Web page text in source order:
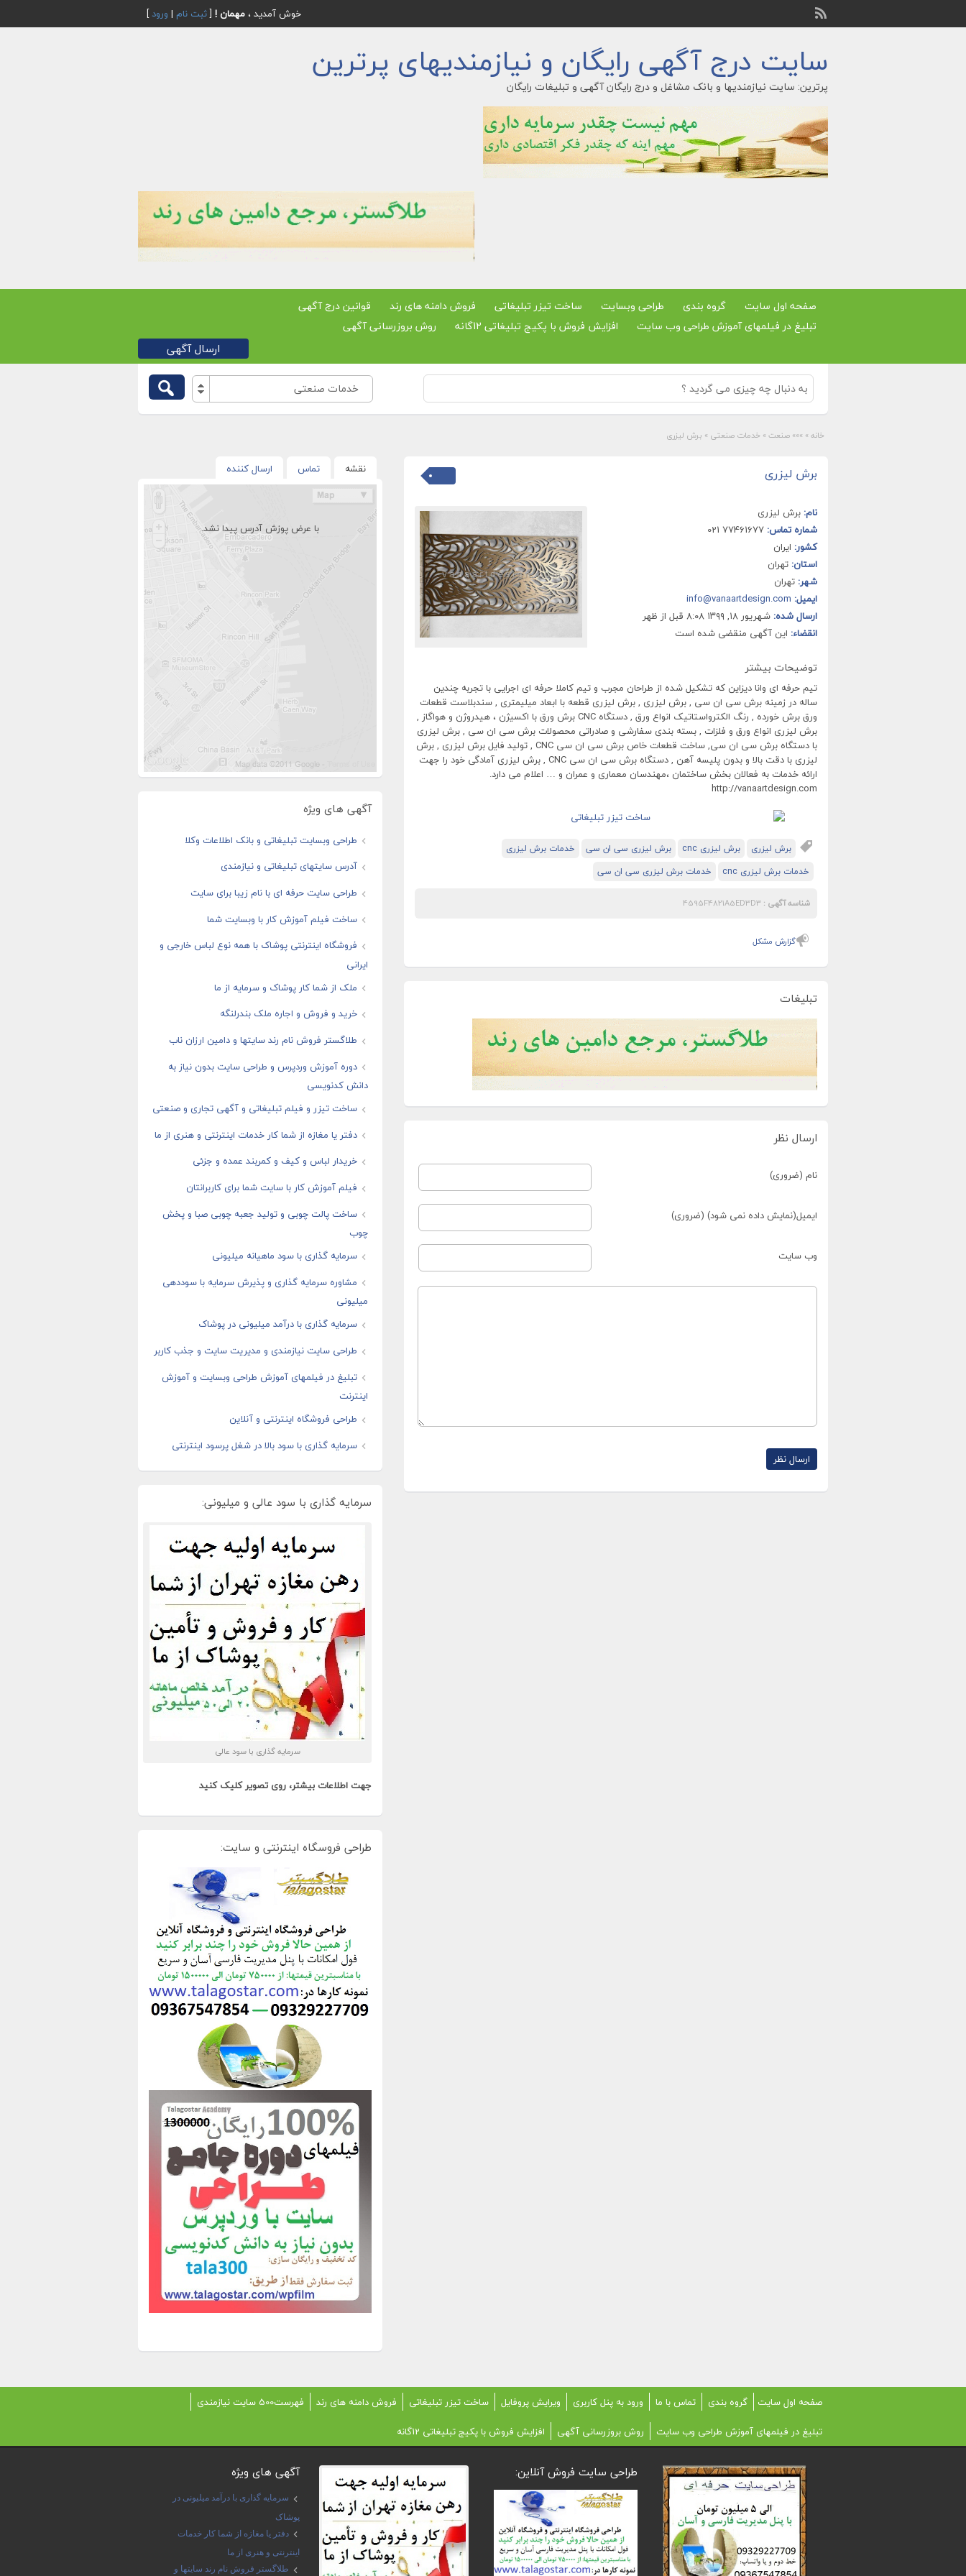
خوش آمدید ، مهمان ! [ثبت نام | ورود]
سایت درج آگهی رایگان و نیازمندیهای پرترین
پرترین: سایت نیازمندیها و بانک مشاغل و درج رایگان آگهی و تبلیغات رایگان
صفحه اول سایت گروه بندی طراحی وبسایت ساخت تیزر تبلیغاتی فروش دامنه های رند
قوانین درج آگهی
تبلیغ در فیلمهای آموزش طراحی وب سایت
افزایش فروش با پکیج تبلیغاتی 12گانه روش بروزرسانی آگهی
ارسال آگهی
خدمات صنعتی
خانه » »»» صنعت » خدمات صنعتی » برش لیزری
برش لیزری
نام: برش لیزری
شماره تماس:
کشور: ایران
استان: تهران
شهر: تهران
ایمیل: info@vanaartdesign.com
ارسال شده: شهریور ۱۸, ۱۳۹۹ ۸:۰۸ قبل از ظهر
انقضاء: این آگهی منقضی شده است
توضیحات بیشتر
تیم حرفه ای وانا دیزاین که تشکیل شده از طراحان مجرب و تیم کاملا حرفه ای اجرایی با تجربه چندین
ساله در زمینه برش سی ان سی , برش لیزری , برش لیزری قطعه با ابعاد میلیمتری , سندبلاست قطعات
ورق برش خورده , رنگ الکترواستاتیک انواع ورق , دستگاه CNC برش ورق با اکسیژن ، هیدروژن و هواگاز ,
برش لیزری انواع ورق و فلزات , بسته بندی سفارشی و صادراتی محصولات برش سی ان سی , برش لیزری
با دستگاه برش سی ان سی, ساخت قطعات خاص برش سی ان سی CNC , تولید فایل برش لیزری , برش
لیزری با دقت بالا و بدون پلیسه آهن , دستگاه برش سی ان سی CNC , برش لیزری آمادگی خود را جهت
ارائه خدمات به فعالان بخش ساختمان ،مهندسان معماری و عمران و … اعلام می دارد.
http://vanaartdesign.com
برش لیزری برش لیزری cnc برش لیزری سی ان سی
خدمات برش لیزری
خدمات برش لیزری cnc
خدمات برش لیزری سی ان سی
شناسه آگهی :
گزارش مشکل
تبلیغات
ارسال نظر
نام (ضروری)
ایمیل(نمایش داده نمی شود) (ضروری)
وب سایت
نقشه تماس ارسال کننده
با عرض پوزش آدرس پیدا نشد.
آگهی های ویژه
طراحی وبسایت تبلیغاتی و بانک اطلاعات وکلا
آدرس سایتهای تبلیغاتی و نیازمندی
طراحی سایت حرفه ای با نام زیبا برای سایت
ساخت فیلم آموزش کار با وبسایت شما
فروشگاه اینترنتی پوشاک با همه نوع لباس خارجی و
ایرانی
ملک از شما کار پوشاک و سرمایه از ما
خرید و فروش و اجاره ملک بندرلنگه
طلاگستر فروش نام رند سایتها و دامین ارزان ناب
دوره آموزش وردپرس و طراحی سایت بدون نیاز به
دانش کدنویسی
ساخت تیزر و فیلم تبلیغاتی و آگهی تجاری و صنعتی
دفتر یا مغازه از شما کار خدمات اینترنتی و هنری از ما
خریدار لباس و کیف و کمربند عمده و جزئی
فیلم آموزش کار با سایت شما برای کاربرانتان
ساخت پالت چوبی و تولید جعبه چوبی صبا و پخش
چوب
سرمایه گذاری با سود ماهیانه میلیونی
مشاوره سرمایه گذاری و پذیرش سرمایه با سوددهی
میلیونی
سرمایه گذاری با درآمد میلیونی در پوشاک
طراحی سایت نیازمندی و مدیریت سایت و جذب کاربر
تبلیغ در فیلمهای آموزش طراحی وبسایت و آموزش
اینترنت
طراحی فروشگاه اینترنتی و آنلاین
سرمایه گذاری با سود بالا در شغل پرسود اینترنتی
سرمایه گذاری با سود عالی و میلیونی:
سرمایه گذاری با سود عالی
جهت اطلاعات بیشتر، روی تصویر کلیک کنید
طراحی فروسگاه اینترنتی و سایت:
صفحه اول سایت گروه بندی تماس با ما ورود به پنل کاربری ویرایش پروفایل ساخت تیزر تبلیغاتی فروش دامنه های رند
فهرست500 سایت نیازمندی
تبلیغ در فیلمهای آموزش طراحی وب سایت
روش بروزرسانی آگهی افزایش فروش با پکیج تبلیغاتی 12گانه
آگهی های ویژه
سرمایه گذاری با درآمد میلیونی در
پوشاک
دفتر یا مغازه از شما کار خدمات
اینترنتی و هنری از ما
طلاگستر فروش نام رند سایتها و
طراحی سایت فروش آنلاین: